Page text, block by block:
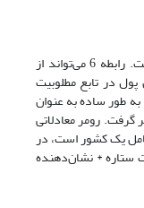
طوری که m تغییرات لگاریتم موجودی پول است. رابطه 6 می‌تواند از
در تابع مطلوبیت
طور ساده به عنوان
گرفت. رومر معادلاتی
یک کشور است، در
در این روابط شماره ۱۰-۷ علامت ستاره * نشان‌دهنده